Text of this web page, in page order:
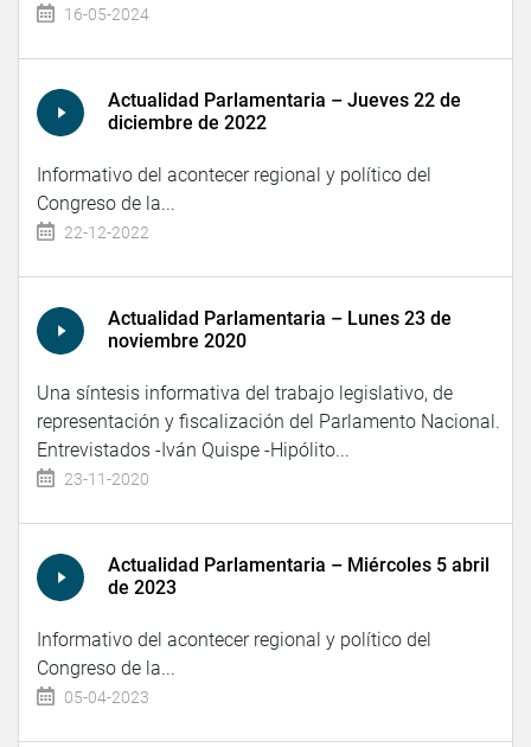
16-05-2024
Actualidad Parlamentaria – Jueves 22 de
diciembre de 2022
Informativo del acontecer regional y político del
Congreso de la...
22-12-2022
Actualidad Parlamentaria – Lunes 23 de
noviembre 2020
Una síntesis informativa del trabajo legislativo, de
representación y fiscalización del Parlamento Nacional.
Entrevistados -Iván Quispe -Hipólito...
23-11-2020
Actualidad Parlamentaria – Miércoles 5 abril
de 2023
Informativo del acontecer regional y político del
Congreso de la...
05-04-2023